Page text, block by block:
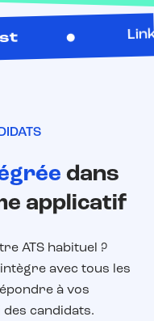
LinkedIn
dans
applicatif
ATS habituel ?
avec tous les
à vos
candidats.